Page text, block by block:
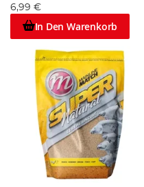
6,99 €
In Den Warenkorb